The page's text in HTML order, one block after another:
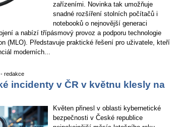
zařízeními. Novinka tak umožňuje
snadné rozšíření stolních počítačů i
notebooků o nejnovější generaci
a nabízí třípásmový provoz a podporu technologie
(MLO). Představuje praktické řešení pro uživatele, kteří
moderních...
redakce
incidenty v ČR v květnu klesly na
Květen přinesl v oblasti kybernetické
bezpečnosti v České republice